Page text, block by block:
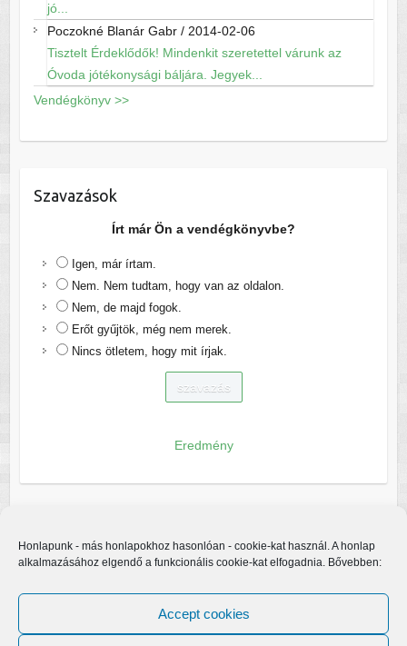
Honlapunk - más honlapokhoz hasonlóan - cookie-kat használ. A honlap
alkalmazásához elgendő a funkcionális cookie-kat elfogadnia. Bővebben:
Accept cookies
jó...
Poczokné Blanár Gabr/ 2014-02-06
Tisztelt Érdeklődők! Mindenkit szeretettel várunk az
Óvoda jótékonysági báljára. Jegyek...
Vendégkönyv >>
Szavazások
Írt már Ön a vendégkönyvbe?
Igen, már írtam.
Nem. Nem tudtam, hogy van az oldalon.
Nem, de majd fogok.
Erőt gyűjtök, még nem merek.
Nincs ötletem, hogy mit írjak.
Eredmény